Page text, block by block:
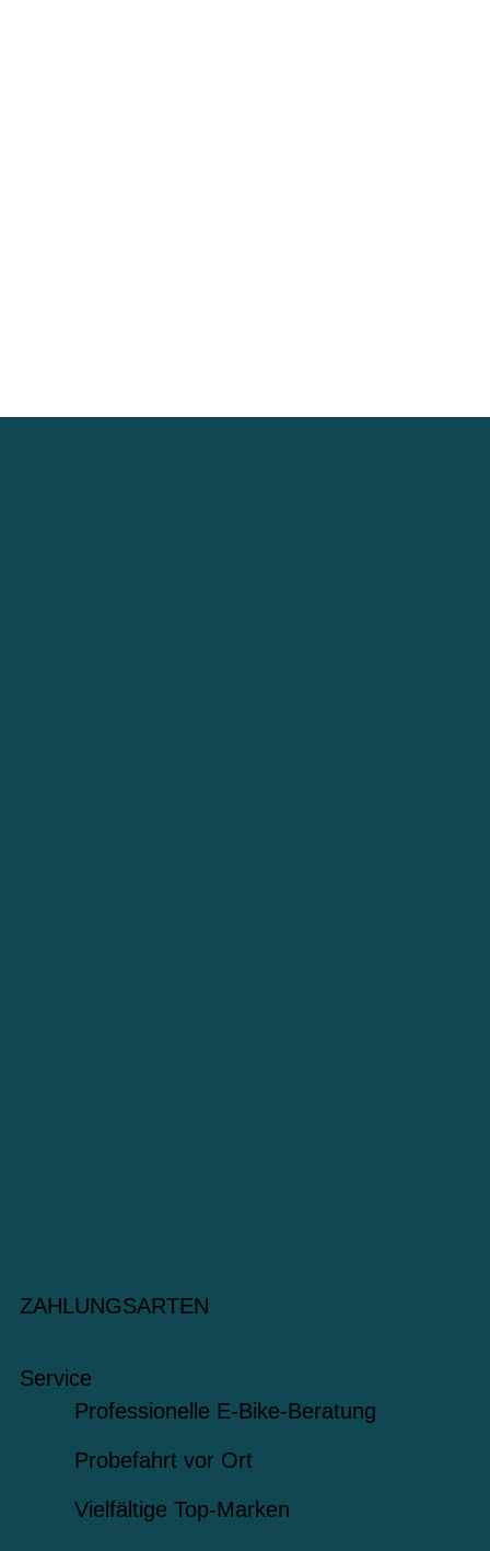
ZAHLUNGSARTEN
Service
Professionelle E-Bike-Beratung
Probefahrt vor Ort
Vielfältige Top-Marken